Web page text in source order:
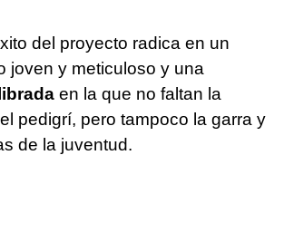
del proyecto radica en un
joven y meticuloso y una
en la que no faltan la
pedigrí, pero tampoco la garra y
de la juventud.